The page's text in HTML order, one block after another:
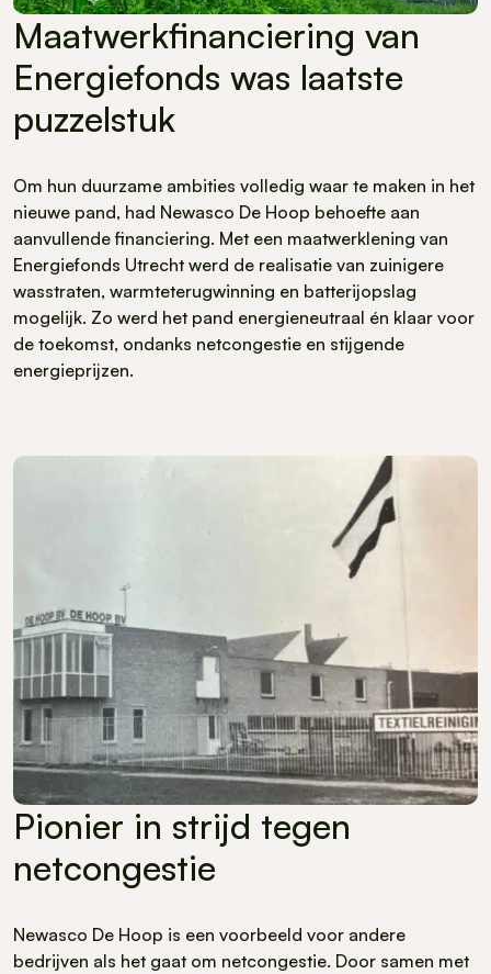
Maatwerkfinanciering van
Energiefonds was laatste
puzzelstuk
Om hun duurzame ambities volledig waar te maken in het
nieuwe pand, had Newasco De Hoop behoefte aan
aanvullende financiering. Met een maatwerklening van
Energiefonds Utrecht werd de realisatie van zuinigere
wasstraten, warmteterugwinning en batterijopslag
mogelijk. Zo werd het pand energieneutraal én klaar voor
de toekomst, ondanks netcongestie en stijgende
energieprijzen.
Pionier in strijd tegen
netcongestie
Newasco De Hoop is een voorbeeld voor andere
bedrijven als het gaat om netcongestie. Door samen met